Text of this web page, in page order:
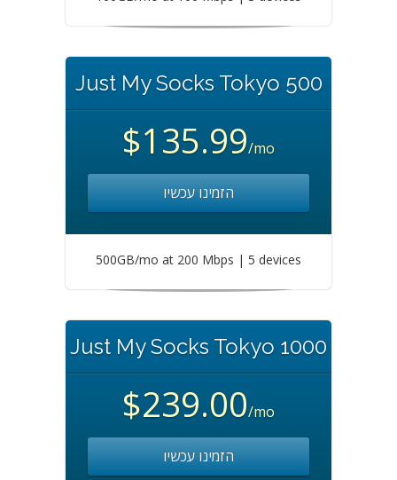
Just My Socks Tokyo 500
$135.99/mo
הזמינו עכשיו
500GB/mo at 200 Mbps | 5 devices
Just My Socks Tokyo 1000
$239.00/mo
הזמינו עכשיו